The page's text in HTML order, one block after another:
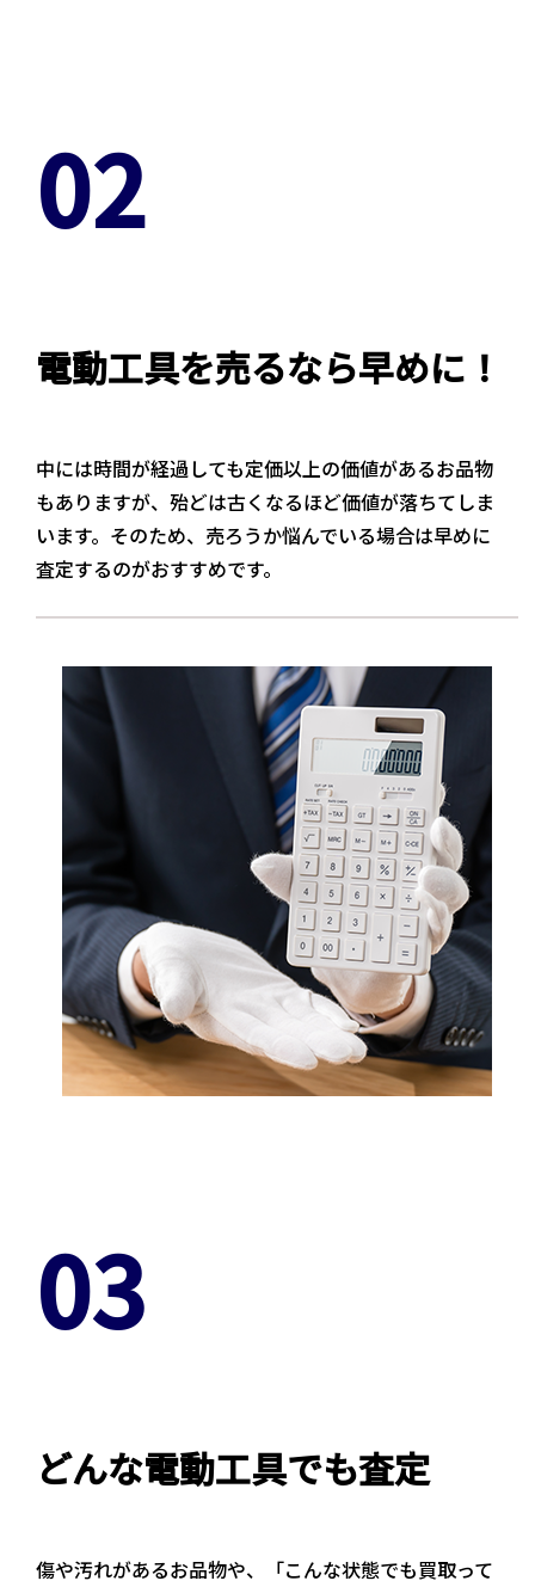
02
電動工具を売るなら早めに！
中には時間が経過しても定価以上の価値があるお品物
もありますが、殆どは古くなるほど価値が落ちてしま
います。そのため、売ろうか悩んでいる場合は早めに
査定するのがおすすめです。
03
どんな電動工具でも査定
傷や汚れがあるお品物や、「こんな状態でも買取って